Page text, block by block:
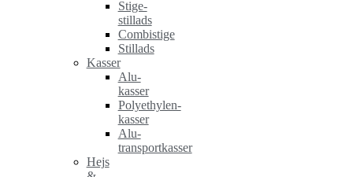
Stige-
stillads
Combistige
Stillads
Kasser
Alu-
kasser
Polyethylen-
kasser
Alu-
transportkasser
Hejs